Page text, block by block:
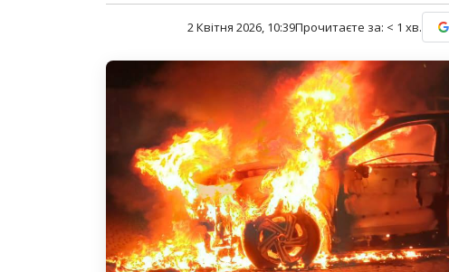
2 Квітня 2026, 10:39Прочитаєте за: < 1 хв.